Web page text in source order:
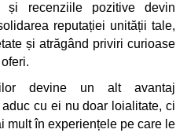
și recenziile pozitive devin
reputației unității tale,
și atrăgând priviri curioase
devine un alt avantaj
cu ei nu doar loialitate, ci
mult în experiențele pe care le